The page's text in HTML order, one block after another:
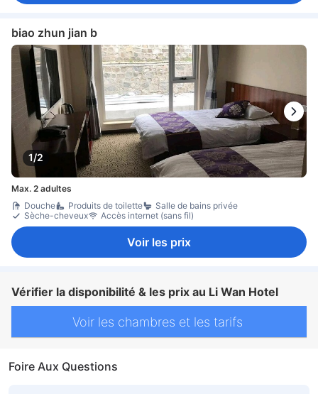
biao zhun jian b
1/2
Max. 2 adultes
Douche
Produits de toilette
Salle de bains privée
Sèche-cheveux
Accès internet (sans fil)
Voir les prix
Vérifier la disponibilité & les prix au Li Wan Hotel
Voir les chambres et les tarifs
Foire Aux Questions